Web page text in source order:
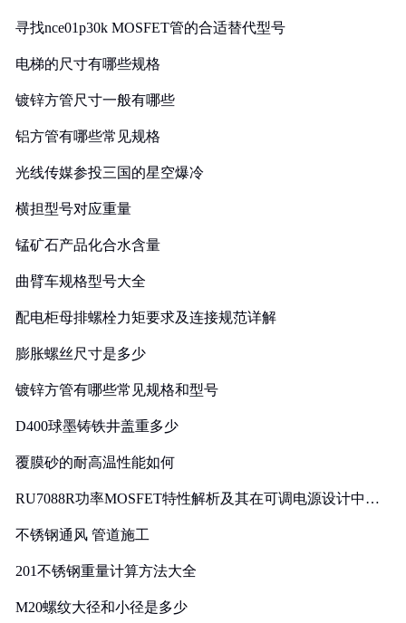
寻找nce01p30k MOSFET管的合适替代型号
电梯的尺寸有哪些规格
镀锌方管尺寸一般有哪些
铝方管有哪些常见规格
光线传媒参投三国的星空爆冷
横担型号对应重量
锰矿石产品化合水含量
曲臂车规格型号大全
配电柜母排螺栓力矩要求及连接规范详解
膨胀螺丝尺寸是多少
镀锌方管有哪些常见规格和型号
D400球墨铸铁井盖重多少
覆膜砂的耐高温性能如何
RU7088R功率MOSFET特性解析及其在可调电源设计中的
不锈钢通风 管道施工
201不锈钢重量计算方法大全
M20螺纹大径和小径是多少